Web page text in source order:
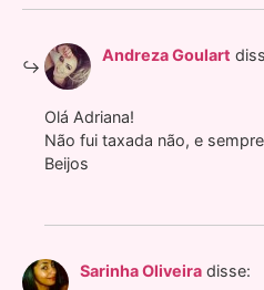
Andreza Goulart
Olá Adriana!
Não fui taxada não, e
Beijos
Sarinha Oliveira disse: